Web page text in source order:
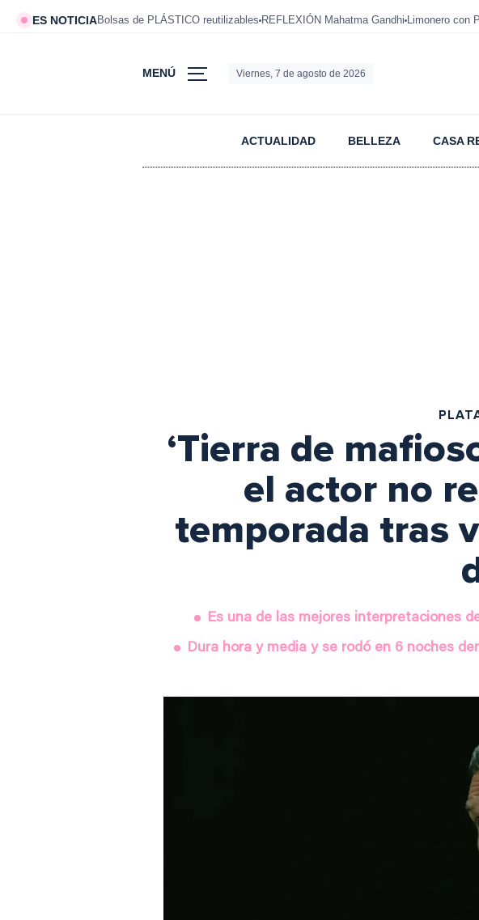
ES NOTICIABolsas de PLÁSTICO reutilizables REFLEXIÓN Mahatma Gandhi Limonero con
MENÚ Viernes, 7 de agosto de 2026
ACTUALIDAD BELLEZA CASA
‘Tierra de
el actor no
temporada tras
Es una de las mejores interpretaciones
Dura hora y media y se rodó en 6 noches